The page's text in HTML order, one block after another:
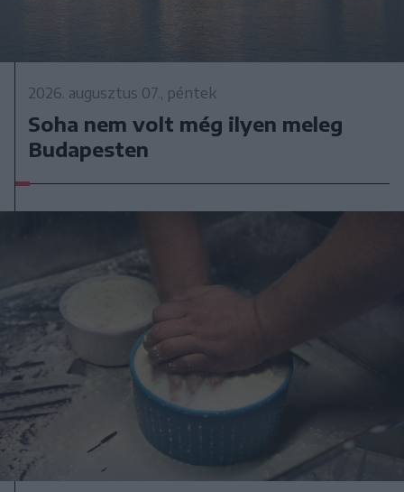
2026. augusztus 07., péntek
Soha nem volt még ilyen meleg
Budapesten